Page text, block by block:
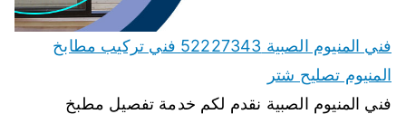
فني المنيوم الصبية 52227343 فني تركيب مطابخ
المنيوم تصليح شتر
فني المنيوم الصبية نقدم لكم خدمة تفصيل مطبخ